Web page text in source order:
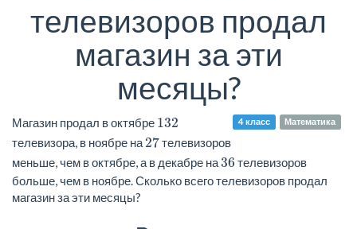
телевизоров продал
магазин за эти
месяцы?
4 класс Математика
Магазин продал в октябре 132
телевизора, в ноябре на 27телевизоров
меньше, чем в октябре, а в декабре на36 телевизоров
больше, чем в ноябре. Сколько всего телевизоров продал
магазин за эти месяцы?